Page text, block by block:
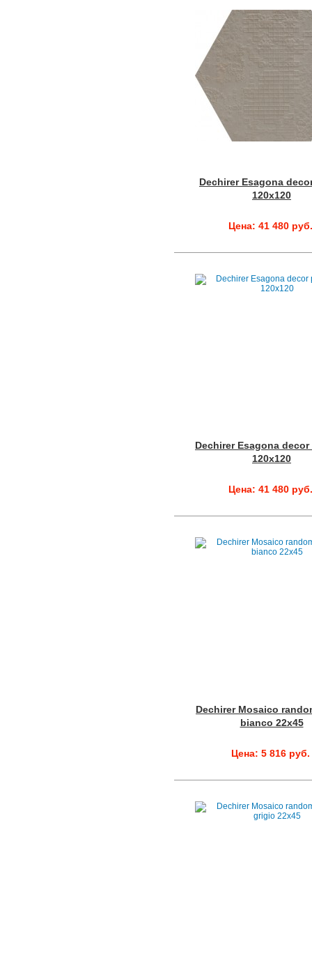
Dechirer Esagona
120x120
Цена: 41 480 руб.
Dechirer Esagona
120x120
Цена: 41 480 руб.
Dechirer Mosaico
bianco 22x45
Цена: 5 816 руб.